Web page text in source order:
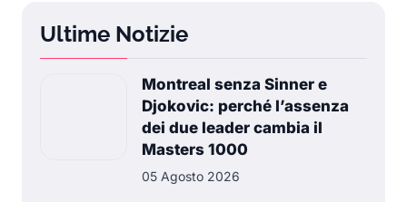
Ultime Notizie
Montreal senza Sinner e
Djokovic: perché l’assenza
dei due leader cambia il
Masters 1000
05 Agosto 2026